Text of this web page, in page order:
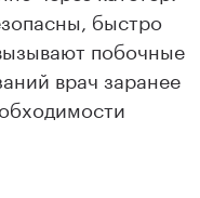
быстро
побочные
врач заранее